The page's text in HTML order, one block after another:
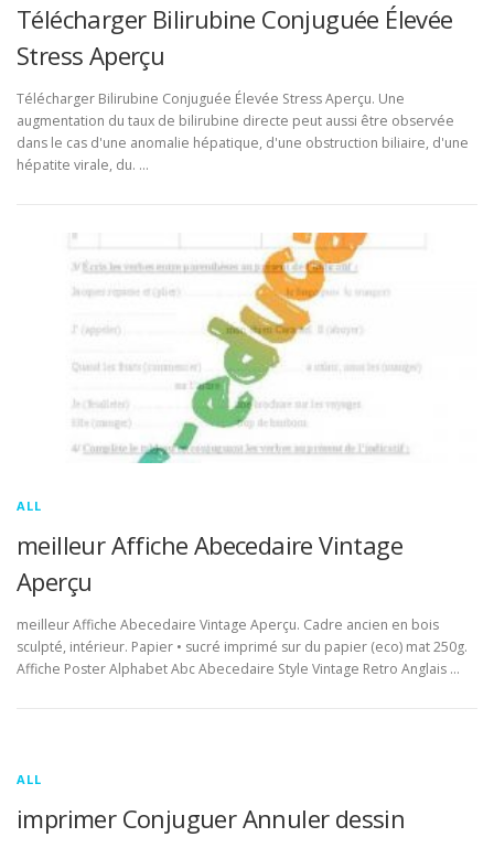
Télécharger Bilirubine Conjuguée Élevée
Stress Aperçu
Télécharger Bilirubine Conjuguée Élevée Stress Aperçu. Une
augmentation du taux de bilirubine directe peut aussi être observée
dans le cas d'une anomalie hépatique, d'une obstruction biliaire, d'une
hépatite virale, du. …
ALL
meilleur Affiche Abecedaire Vintage
Aperçu
meilleur Affiche Abecedaire Vintage Aperçu. Cadre ancien en bois
sculpté, intérieur. Papier • sucré imprimé sur du papier (eco) mat 250g.
Affiche Poster Alphabet Abc Abecedaire Style Vintage Retro Anglais …
ALL
imprimer Conjuguer Annuler dessin